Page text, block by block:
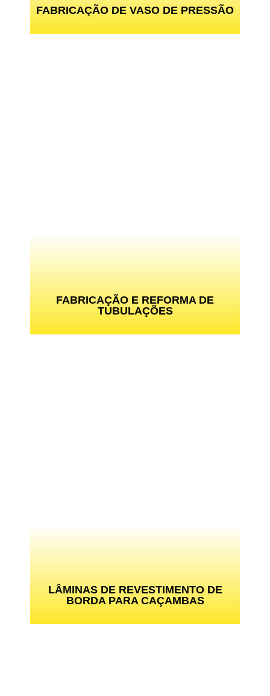
FABRICAÇÃO DE VASO DE PRESSÃO
FABRICAÇÃO E REFORMA DE
TUBULAÇÕES
LÂMINAS DE REVESTIMENTO DE
BORDA PARA CAÇAMBAS